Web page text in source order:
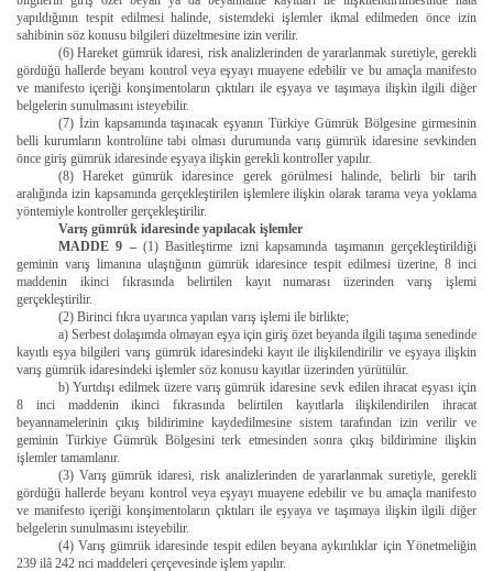
yapıldığının tespit edilmesi halinde, sistemdeki işlemler ikmal edilmeden önce izin
sahibinin söz konusu bilgileri düzeltmesine izin verilir.
(6) Hareket gümrük idaresi, risk analizlerinden de yararlanmak suretiyle, gerekli
gördüğü hallerde beyanı kontrol veya eşyayı muayene edebilir ve bu amaçla manifesto
ve manifesto içeriği konşimentoların çıktıları ile eşyaya ve taşımaya ilişkin ilgili diğer
belgelerin sunulmasını isteyebilir.
(7) İzin kapsamında taşınacak eşyanın Türkiye Gümrük Bölgesine girmesinin
belli kurumların kontrolüne tabi olması durumunda varış gümrük idaresine sevkinden
önce giriş gümrük idaresinde eşyaya ilişkin gerekli kontroller yapılır.
(8) Hareket gümrük idaresince gerek görülmesi halinde, belirli bir tarih
aralığında izin kapsamında gerçekleştirilen işlemlere ilişkin olarak tarama veya yoklama
yöntemiyle kontroller gerçekleştirilir.
Varış gümrük idaresinde yapılacak işlemler
MADDE 9 –(1) Basitleştirme izni kapsamında taşımanın gerçekleştirildiği
geminin varış limanına ulaştığının gümrük idaresince tespit edilmesi üzerine, 8 inci
maddenin ikinci fıkrasında belirtilen kayıt numarası üzerinden varış işlemi
gerçekleştirilir.
(2) Birinci fıkra uyarınca yapılan varış işlemi ile birlikte;
a) Serbest dolaşımda olmayan eşya için giriş özet beyanda ilgili taşıma senedinde
kayıtlı eşya bilgileri varış gümrük idaresindeki kayıt ile ilişkilendirilir ve eşyaya ilişkin
varış gümrük idaresindeki işlemler söz konusu kayıtlar üzerinden yürütülür.
b) Yurtdışı edilmek üzere varış gümrük idaresine sevk edilen ihracat eşyası için
8 inci maddenin ikinci fıkrasında belirtilen kayıtlarla ilişkilendirilen ihracat
beyannamelerinin çıkış bildirimine kaydedilmesine sistem tarafından izin verilir ve
geminin Türkiye Gümrük Bölgesini terk etmesinden sonra çıkış bildirimine ilişkin
işlemler tamamlanır.
(3) Varış gümrük idaresi, risk analizlerinden de yararlanmak suretiyle, gerekli
gördüğü hallerde beyanı kontrol veya eşyayı muayene edebilir ve bu amaçla manifesto
ve manifesto içeriği konşimentoların çıktıları ile eşyaya ve taşımaya ilişkin ilgili diğer
belgelerin sunulmasını isteyebilir.
(4) Varış gümrük idaresinde tespit edilen beyana aykırılıklar için Yönetmeliğin
239 ilâ 242 nci maddeleri çerçevesinde işlem yapılır.